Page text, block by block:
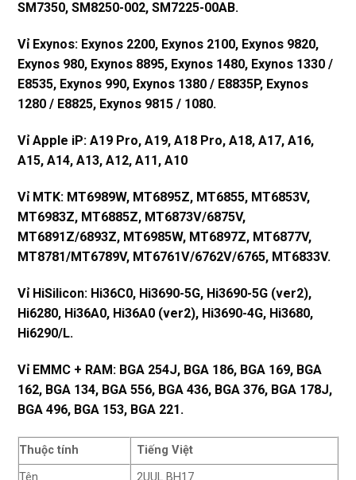
SM7350, SM8250-002, SM7225-00AB.
Vỉ Exynos: Exynos 2200, Exynos 2100, Exynos 9820,
Exynos 980, Exynos 8895, Exynos 1480, Exynos 1330 /
E8535, Exynos 990, Exynos 1380 / E8835P, Exynos
1280 / E8825, Exynos 9815 / 1080.
Vỉ Apple iP: A19 Pro, A19, A18 Pro, A18, A17, A16,
A15, A14, A13, A12, A11, A10
Vỉ MTK: MT6989W, MT6895Z, MT6855, MT6853V,
MT6983Z, MT6885Z, MT6873V/6875V,
MT6891Z/6893Z, MT6985W, MT6897Z, MT6877V,
MT8781/MT6789V, MT6761V/6762V/6765, MT6833V.
Vỉ HiSilicon: Hi36C0, Hi3690-5G, Hi3690-5G (ver2),
Hi6280, Hi36A0, Hi36A0 (ver2), Hi3690-4G, Hi3680,
Hi6290/L.
Vỉ EMMC + RAM: BGA 254J, BGA 186, BGA 169, BGA
162, BGA 134, BGA 556, BGA 436, BGA 376, BGA 178J,
BGA 496, BGA 153, BGA 221.
Thuộc tính
Tiếng Việt
Tên
2UUL BH17